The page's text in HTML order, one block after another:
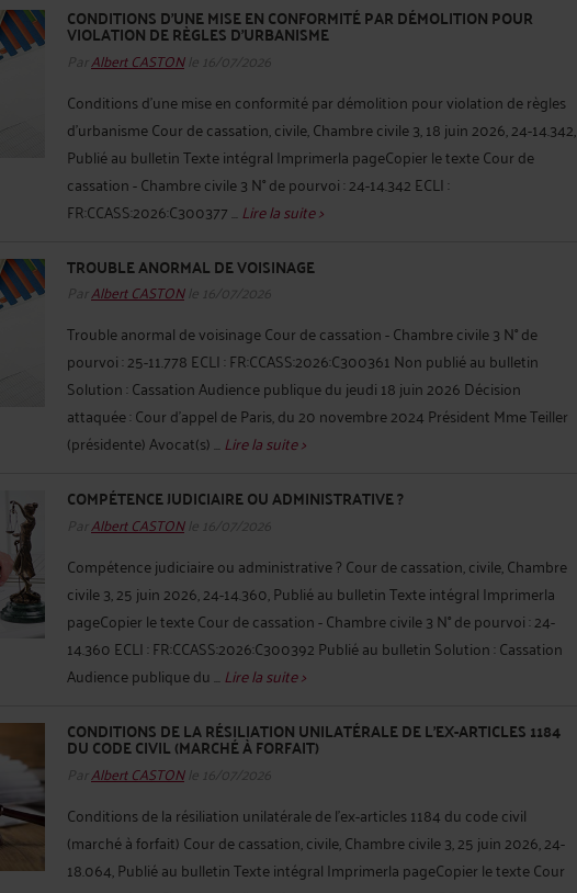
CONDITIONS D'UNE MISE EN CONFORMITÉ PAR DÉMOLITION POUR
VIOLATION DE RÈGLES D'URBANISME
ParAlbert CASTONle 16/07/2026
Conditions d'une mise en conformité par démolition pour violation de règles
d'urbanisme Cour de cassation, civile, Chambre civile 3, 18 juin 2026, 24-14.342,
Publié au bulletin Texte intégral Imprimerla pageCopier le texte Cour de
cassation - Chambre civile 3 N° de pourvoi : 24-14.342 ECLI :
FR:CCASS:2026:C300377 ...Lire la suite >
TROUBLE ANORMAL DE VOISINAGE
ParAlbert CASTONle 16/07/2026
Trouble anormal de voisinage Cour de cassation - Chambre civile 3 N° de
pourvoi : 25-11.778 ECLI : FR:CCASS:2026:C300361 Non publié au bulletin
Solution : Cassation Audience publique du jeudi 18 juin 2026 Décision
attaquée : Cour d'appel de Paris, du 20 novembre 2024 Président Mme Teiller
(présidente) Avocat(s) ...Lire la suite >
COMPÉTENCE JUDICIAIRE OU ADMINISTRATIVE ?
ParAlbert CASTONle 16/07/2026
Compétence judiciaire ou administrative ? Cour de cassation, civile, Chambre
civile 3, 25 juin 2026, 24-14.360, Publié au bulletin Texte intégral Imprimerla
pageCopier le texte Cour de cassation - Chambre civile 3 N° de pourvoi : 24-
14.360 ECLI : FR:CCASS:2026:C300392 Publié au bulletin Solution : Cassation
Audience publique du ...Lire la suite >
CONDITIONS DE LA RÉSILIATION UNILATÉRALE DE L'EX-ARTICLES 1184
DU CODE CIVIL (MARCHÉ À FORFAIT)
ParAlbert CASTONle 16/07/2026
Conditions de la résiliation unilatérale de l'ex-articles 1184 du code civil
(marché à forfait) Cour de cassation, civile, Chambre civile 3, 25 juin 2026, 24-
18.064, Publié au bulletin Texte intégral Imprimerla pageCopier le texte Cour